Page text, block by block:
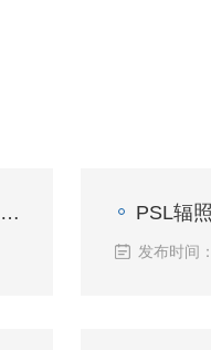
PSL辐照
发布时间